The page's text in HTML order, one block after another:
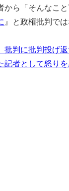
ら「そんなこ
』と政権批判で
批判に批判投げ
者として怒りを